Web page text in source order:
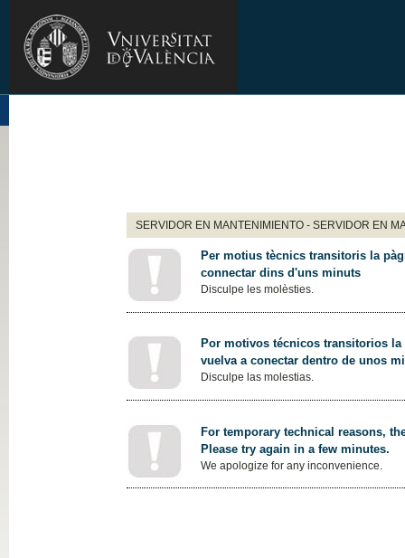
SERVIDOR EN MANTENIMIENTO - SERVIDOR EN
Per motius tècnics transitoris la
connectar dins d'uns minuts
Disculpe les molèsties.
Por motivos técnicos transitorios
vuelva a conectar dentro de unos
Disculpe las molestias.
For temporary technical reasons,
Please try again in a few minutes.
We apologize for any inconvenience.